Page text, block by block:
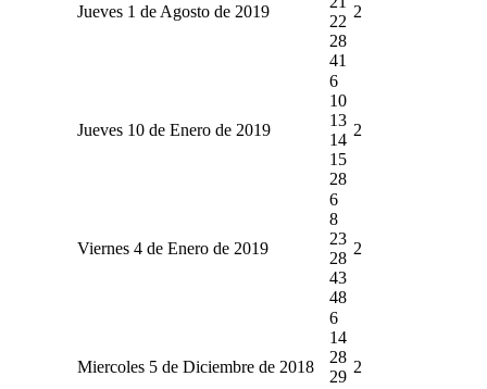
Jueves 1 de Agosto de 2019
22
28
41
2
Jueves 10 de Enero de 2019
6
10
13
14
15
28
2
Viernes 4 de Enero de 2019
6
8
23
28
43
48
2
Miercoles 5 de Diciembre de 2018
6
14
28
29
2